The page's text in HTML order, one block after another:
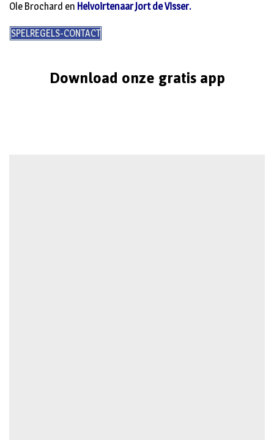
Ole Brochard en Helvoirtenaar Jort de Visser.
SPELREGELS-CONTACT
Download onze gratis app